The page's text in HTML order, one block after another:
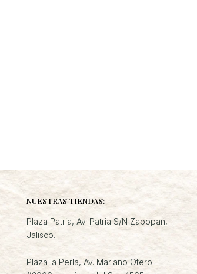
NUESTRAS TIENDAS:
Plaza Patria, Av. Patria S/N Zapopan,
Jalisco.
Plaza la Perla, Av. Mariano Otero